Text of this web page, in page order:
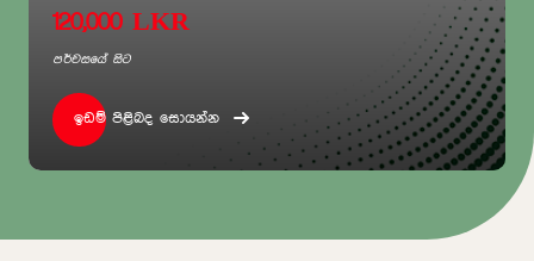
LKR
පිළිබද සොයන්න